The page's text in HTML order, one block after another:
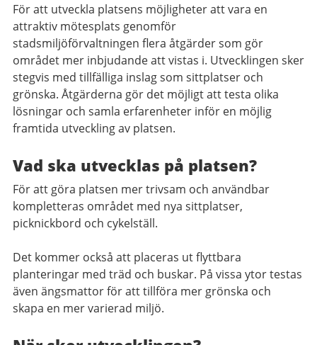
För att utveckla platsens möjligheter att vara en
attraktiv mötesplats genomför
stadsmiljöförvaltningen flera åtgärder som gör
området mer inbjudande att vistas i. Utvecklingen sker
stegvis med tillfälliga inslag som sittplatser och
grönska. Åtgärderna gör det möjligt att testa olika
lösningar och samla erfarenheter inför en möjlig
framtida utveckling av platsen.
Vad ska utvecklas på platsen?
För att göra platsen mer trivsam och användbar
kompletteras området med nya sittplatser,
picknickbord och cykelställ.
Det kommer också att placeras ut flyttbara
planteringar med träd och buskar. På vissa ytor testas
även ängsmattor för att tillföra mer grönska och
skapa en mer varierad miljö.